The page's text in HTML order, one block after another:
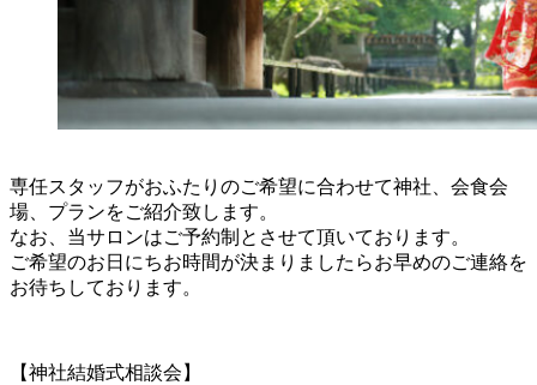
専任スタッフがおふたりのご希望に合わせて神社、会食会
場、プランをご紹介致します。
なお、当サロンはご予約制とさせて頂いております。
ご希望のお日にちお時間が決まりましたらお早めのご連絡を
お待ちしております。
【神社結婚式相談会】